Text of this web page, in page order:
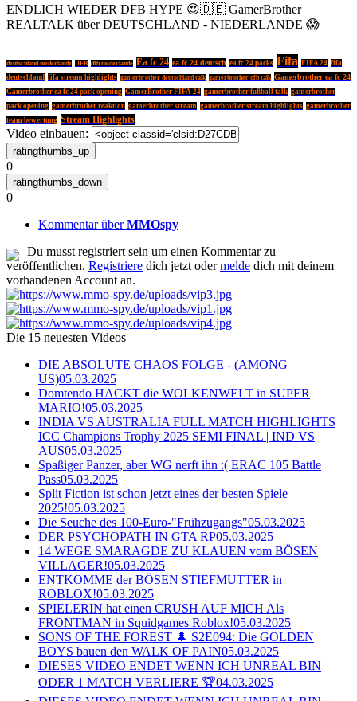
ENDLICH WIEDER DFB HYPE 😍🇩🇪 GamerBrother
REALTALK über DEUTSCHLAND - NIEDERLANDE 😱
deutschland niederlande DFB dfb niederlande Ea fc 24 ea fc 24 deutsch ea fc 24 packs Fifa FIFA 24 fifa
deutschland fifa stream highlights gamerbrother deutschland talk gamerbrother dfb talk Gamerbrother ea fc 24
Gamerbrother ea fc 24 pack opening GamerBrother FIFA 24 gamerbrother fußball talk gamerbrother
pack opening gamerbrother reaktion gamerbrother stream gamerbrother stream highlights gamerbrother
team bewertung Stream Highlights
Video einbauen:
0
0
Kommentar überMMOspy
Du musst registriert sein um einen Kommentar zu
veröffentlichen. Registriere dich jetzt odermelde dich mit deinem
vorhandenen Account an.
Die 15 neuesten Videos
DIE ABSOLUTE CHAOS FOLGE - (AMONG
US)05.03.2025
Domtendo HACKT die WOLKENWELT in SUPER
MARIO!05.03.2025
INDIA VS AUSTRALIA FULL MATCH HIGHLIGHTS
ICC Champions Trophy 2025 SEMI FINAL | IND VS
AUS05.03.2025
Spaßiger Panzer, aber WG nerft ihn :( ERAC 105 Battle
Pass05.03.2025
Split Fiction ist schon jetzt eines der besten Spiele
2025!05.03.2025
Die Seuche des 100-Euro-"Frühzugangs"05.03.2025
DER PSYCHOPATH IN GTA RP05.03.2025
14 WEGE SMARAGDE ZU KLAUEN vom BÖSEN
VILLAGER!05.03.2025
ENTKOMME der BÖSEN STIEFMUTTER in
ROBLOX!05.03.2025
SPIELERIN hat einen CRUSH AUF MICH Als
FRONTMAN in Squidgames Roblox!05.03.2025
SONS OF THE FOREST 🌲 S2E094: Die GOLDEN
BOYS bauen den WALK OF PAIN05.03.2025
DIESES VIDEO ENDET WENN ICH UNREAL BIN
ODER 1 MATCH VERLIERE 🏆04.03.2025